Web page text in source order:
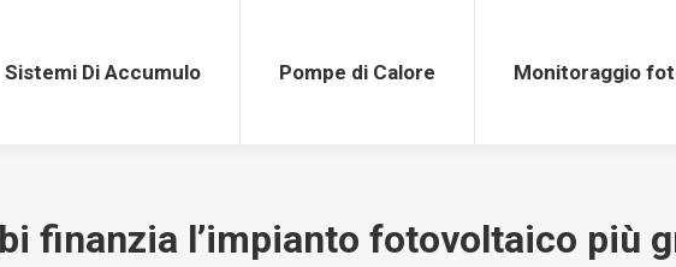
Sistemi Di Accumulo Pompe di Calore Monitoraggio
finanzia l’impianto fotovoltaico più